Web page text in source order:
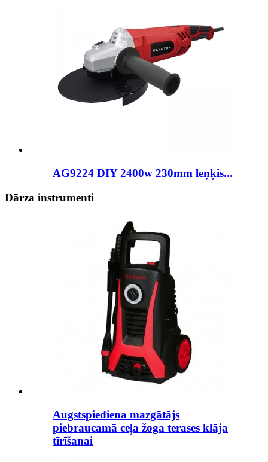
AG9224 DIY 2400w 230mm leņķis...
Dārza instrumenti
Augstspiediena mazgātājs
piebraucamā ceļa žoga terases klāja
tīrīšanai